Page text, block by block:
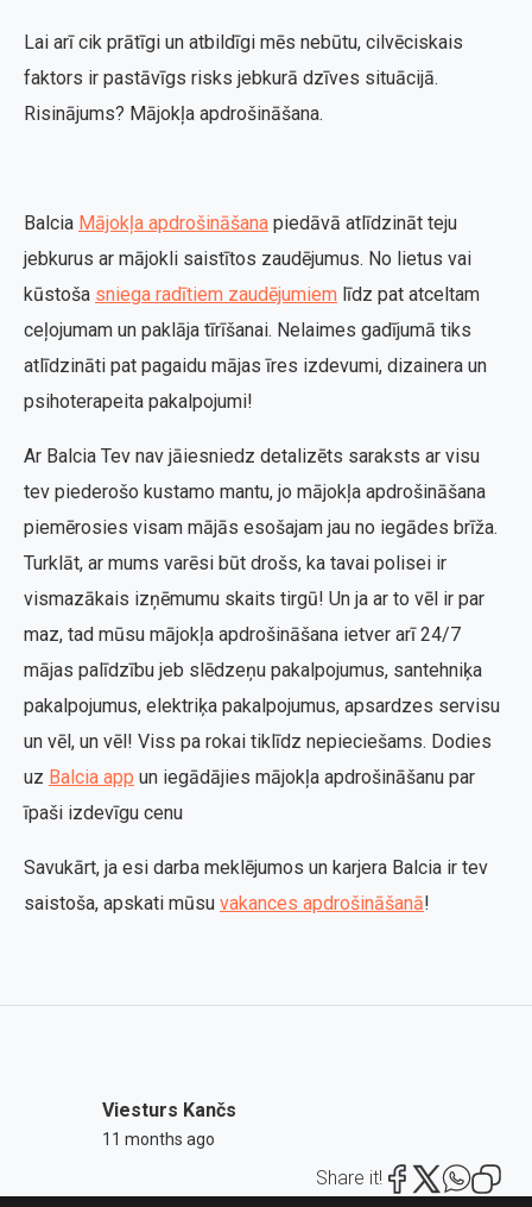
Lai arī cik prātīgi un atbildīgi mēs nebūtu, cilvēciskais
faktors ir pastāvīgs risks jebkurā dzīves situācijā.
Risinājums? Mājokļa apdrošināšana.
Balcia Mājokļa apdrošināšana piedāvā atlīdzināt teju
jebkurus ar mājokli saistītos zaudējumus. No lietus vai
kūstoša sniega radītiem zaudējumiem līdz pat atceltam
ceļojumam un paklāja tīrīšanai. Nelaimes gadījumā tiks
atlīdzināti pat pagaidu mājas īres izdevumi, dizainera un
psihoterapeita pakalpojumi!
Ar Balcia Tev nav jāiesniedz detalizēts saraksts ar visu
tev piederošo kustamo mantu, jo mājokļa apdrošināšana
piemērosies visam mājās esošajam jau no iegādes brīža.
Turklāt, ar mums varēsi būt drošs, ka tavai polisei ir
vismazākais izņēmumu skaits tirgū! Un ja ar to vēl ir par
maz, tad mūsu mājokļa apdrošināšana ietver arī 24/7
mājas palīdzību jeb slēdzeņu pakalpojumus, santehniķa
pakalpojumus, elektriķa pakalpojumus, apsardzes servisu
un vēl, un vēl! Viss pa rokai tiklīdz nepieciešams. Dodies
uz Balcia app un iegādājies mājokļa apdrošināšanu par
īpaši izdevīgu cenu
Savukārt, ja esi darba meklējumos un karjera Balcia ir tev
saistoša, apskati mūsu vakances apdrošināšanā!
Viesturs Kančs
11 months ago
Share it!